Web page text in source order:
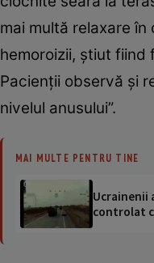
mai multă relaxare
hemoroizii, ştiut
Pacienţii observă şi
nivelul anusului”.
MAI MULTE PENTRU TINE
Ucrainenii
controlat